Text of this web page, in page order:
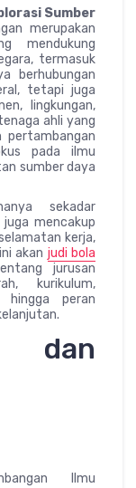
Sumber
merupakan
mendukung
termasuk
berhubungan
tetapi juga
lingkungan,
ahli yang
pertambangan
pada ilmu
sumber daya
sekadar
mencakup
kerja,
akan judi bola
jurusan
kurikulum,
hingga peran
Ilmu